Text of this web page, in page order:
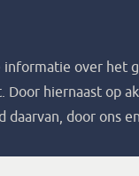
over het
hiernaast op
door ons